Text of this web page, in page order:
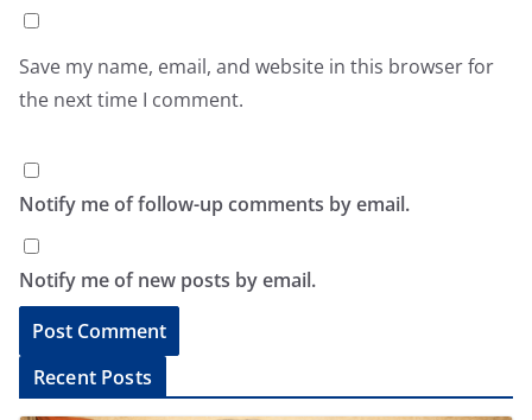
Save my name, email, and website in this browser for
the next time I comment.
Notify me of follow-up comments by email.
Notify me of new posts by email.
l
Recent Posts